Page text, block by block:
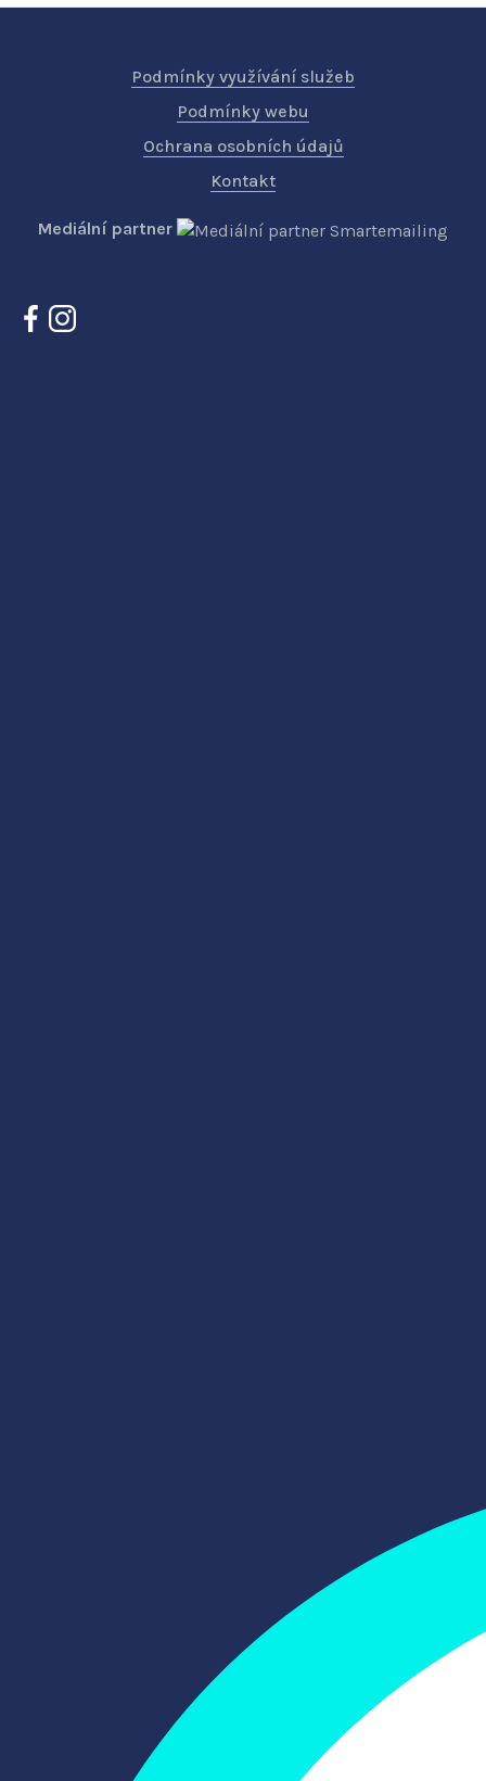
Podmínky využívání služeb
Podmínky webu
Ochrana osobních údajů
Kontakt
Mediální partner